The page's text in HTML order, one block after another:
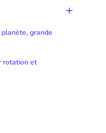
grande
rotation et